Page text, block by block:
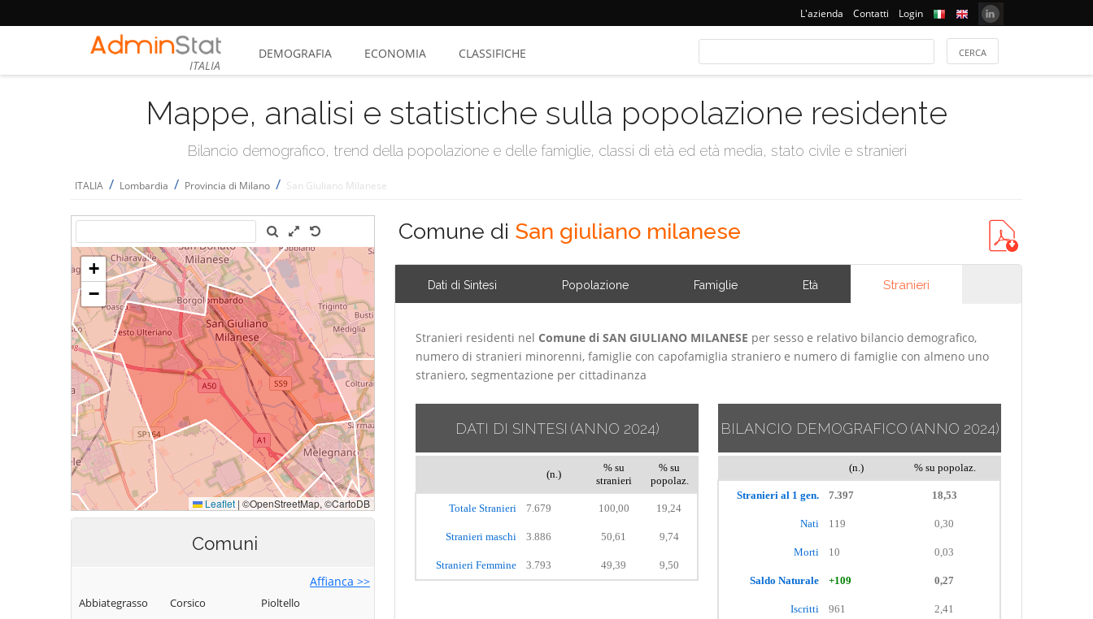
L'azienda Contatti Login
ITALIA
DEMOGRAFIA ECONOMIA CLASSIFICHE
Mappe, analisi e statistiche sulla popolazione residente
Bilancio demografico, trend della popolazione e delle famiglie, classi di età ed età media, stato civile e stranieri
ITALIA / Lombardia / Provincia di Milano / San Giuliano Milanese
Comuni
Affianca >>
Abbiategrasso
Corsico
Pioltello
Comune di San giuliano milanese
Dati di Sintesi Popolazione Famiglie Età Stranieri
Stranieri residenti nel Comune di SAN GIULIANO MILANESE per sesso e relativo bilancio demografico,
numero di stranieri minorenni, famiglie con capofamiglia straniero e numero di famiglie con almeno uno
straniero, segmentazione per cittadinanza
DATI DI SINTESI (ANNO 2024)
(n.)
% su
stranieri
% su
popolaz.
Totale Stranieri 7.679 100,00 19,24
Stranieri maschi 3.886 50,61 9,74
Stranieri Femmine 3.793 49,39 9,50
BILANCIO DEMOGRAFICO (ANNO 2024)
(n.) % su popolaz.
Stranieri al 1 gen. 7.397 18,53
Nati 119 0,30
Morti 10 0,03
Saldo Naturale +109 0,27
Iscritti 961 2,41